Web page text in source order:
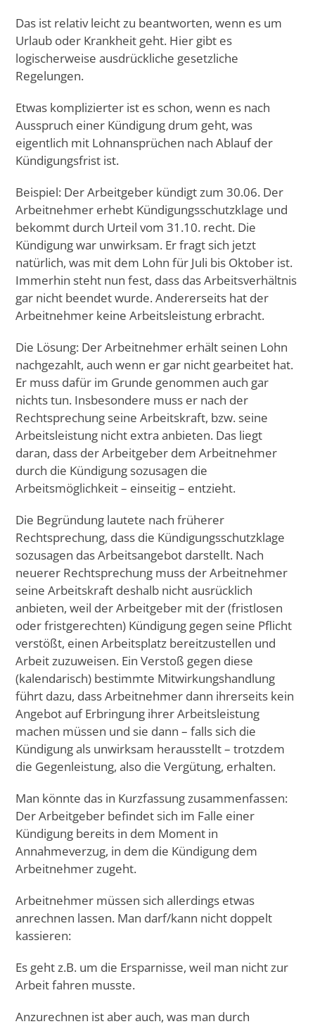
Das ist relativ leicht zu beantworten, wenn es um
Urlaub oder Krankheit geht. Hier gibt es
logischerweise ausdrückliche gesetzliche
Regelungen.
Etwas komplizierter ist es schon, wenn es nach
Ausspruch einer Kündigung drum geht, was
eigentlich mit Lohnansprüchen nach Ablauf der
Kündigungsfrist ist.
Beispiel: Der Arbeitgeber kündigt zum 30.06. Der
Arbeitnehmer erhebt Kündigungsschutzklage und
bekommt durch Urteil vom 31.10. recht. Die
Kündigung war unwirksam. Er fragt sich jetzt
natürlich, was mit dem Lohn für Juli bis Oktober ist.
Immerhin steht nun fest, dass das Arbeitsverhältnis
gar nicht beendet wurde. Andererseits hat der
Arbeitnehmer keine Arbeitsleistung erbracht.
Die Lösung: Der Arbeitnehmer erhält seinen Lohn
nachgezahlt, auch wenn er gar nicht gearbeitet hat.
Er muss dafür im Grunde genommen auch gar
nichts tun. Insbesondere muss er nach der
Rechtsprechung seine Arbeitskraft, bzw. seine
Arbeitsleistung nicht extra anbieten. Das liegt
daran, dass der Arbeitgeber dem Arbeitnehmer
durch die Kündigung sozusagen die
Arbeitsmöglichkeit – einseitig – entzieht.
Die Begründung lautete nach früherer
Rechtsprechung, dass die Kündigungsschutzklage
sozusagen das Arbeitsangebot darstellt. Nach
neuerer Rechtsprechung muss der Arbeitnehmer
seine Arbeitskraft deshalb nicht ausrücklich
anbieten, weil der Arbeitgeber mit der (fristlosen
oder fristgerechten) Kündigung gegen seine Pflicht
verstößt, einen Arbeitsplatz bereitzustellen und
Arbeit zuzuweisen. Ein Verstoß gegen diese
(kalendarisch) bestimmte Mitwirkungshandlung
führt dazu, dass Arbeitnehmer dann ihrerseits kein
Angebot auf Erbringung ihrer Arbeitsleistung
machen müssen und sie dann – falls sich die
Kündigung als unwirksam herausstellt – trotzdem
die Gegenleistung, also die Vergütung, erhalten.
Man könnte das in Kurzfassung zusammenfassen:
Der Arbeitgeber befindet sich im Falle einer
Kündigung bereits in dem Moment in
Annahmeverzug, in dem die Kündigung dem
Arbeitnehmer zugeht.
Arbeitnehmer müssen sich allerdings etwas
anrechnen lassen. Man darf/kann nicht doppelt
kassieren:
Es geht z.B. um die Ersparnisse, weil man nicht zur
Arbeit fahren musste.
Anzurechnen ist aber auch, was man durch